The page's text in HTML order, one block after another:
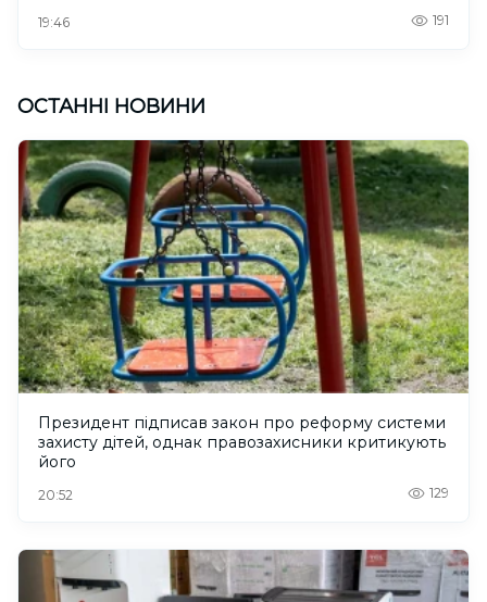
19:46 191
ОСТАННІ НОВИНИ
Президент підписав закон про реформу системи
захисту дітей, однак правозахисники критикують
його
20:52 129